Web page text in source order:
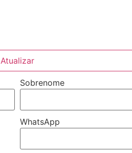
Atualizar
Sobrenome
WhatsApp